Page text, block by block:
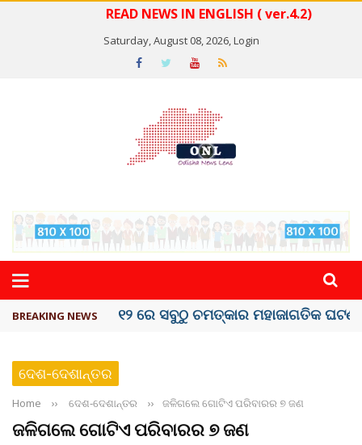
READ NEWS IN ENGLISH ( ver.4.2)
Saturday, August 08, 2026,Login
BREAKING NEWS କେରଳରେ ‘ରାଟ୍ ଫିଭର୍’ ଆତଙ୍କ, ୫୮ ମୃତ
ଦେଶ-ଦେଶାନ୍ତର
Home ›› ଦେଶ-ଦେଶାନ୍ତର ›› ଜଳିଗଲେ ଗୋଟିଏ ପରିବାରର ୭ ଜଣ
ଜଳିଗଲେ ଗୋଟିଏ ପରିବାରର ୭ ଜଣ